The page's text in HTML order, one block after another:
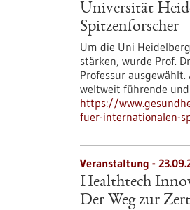
Universität
Spitzenforscher
Um die Uni
stärken, wurde Prof.
Professur
weltweit führende
https://
fuer-internationalen-
Veranstaltung -
Healthtech
Der Weg zur